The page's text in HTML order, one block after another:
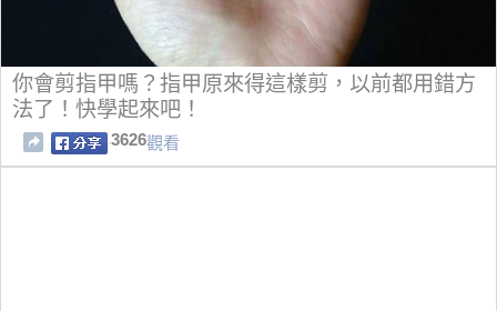
你會剪指甲嗎？指甲原來得這樣剪，以前都用錯方
法了！快學起來吧！
3626觀看